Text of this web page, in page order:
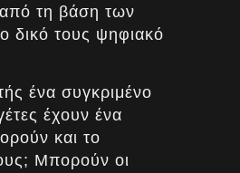
από τη βάση των
δικό τους ψηφιακό
ένα συγκριμένο
έχουν ένα
και το
Μπορούν οι